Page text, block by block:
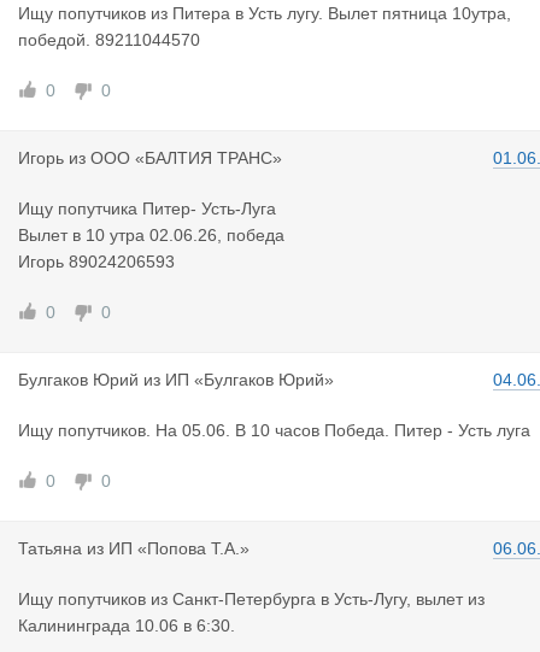
Ищу попутчиков из Питера в Усть лугу. Вылет пятница 10утра,
победой. 89211044570
0 0
Игорь из ООО «БАЛТИЯ ТРАНС»
Ищу попутчика Питер- Усть-Луга
Вылет в 10 утра 02.06.26, победа
Игорь 89024206593
0 0
Булгаков Юрий из ИП «Булгаков Юрий»
Ищу попутчиков. На 05.06. В 10 часов Победа. Питер - Усть луга
0 0
Татьяна из ИП «Попова Т.А.»
Ищу попутчиков из Санкт-Петербурга в Усть-Лугу, вылет из
Калининграда 10.06 в 6:30.